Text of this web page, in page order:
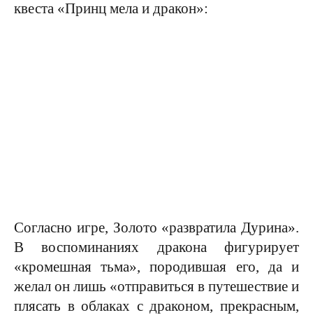
квеста «Принц мела и дракон»:
Согласно игре, Золото «развратила Дурина».
В воспоминаниях дракона фигурирует
«кромешная тьма», породившая его, да и
желал он лишь «отправиться в путешествие и
плясать в облаках с драконом, прекрасным,